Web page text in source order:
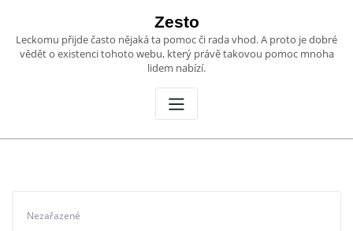
content
Zesto
Leckomu přijde často nějaká ta pomoc či rada vhod. A proto je dobré
vědět o existenci tohoto webu, který právě takovou pomoc mnoha
lidem nabízí.
Nezařazené